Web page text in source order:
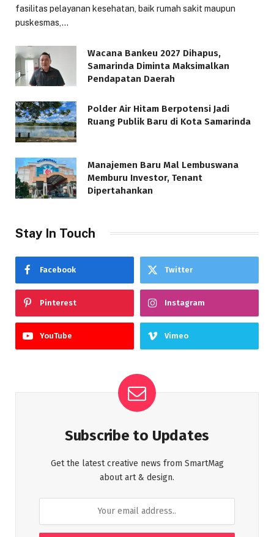
fasilitas pelayanan kesehatan, baik rumah sakit maupun
puskesmas,…
Wacana Bankeu 2027 Dihapus,
Samarinda Diminta Maksimalkan
Pendapatan Daerah
Polder Air Hitam Berpotensi Jadi
Ruang Publik Baru di Kota Samarinda
Manajemen Baru Mal Lembuswana
Memburu Investor, Tenant
Dipertahankan
Stay In Touch
Facebook Twitter
Pinterest Instagram
YouTube Vimeo
Subscribe to Updates
Get the latest creative news from SmartMag
about art & design.